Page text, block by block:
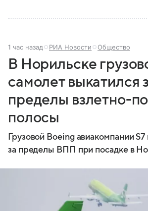
1 час назад РИА Новости Общество
В Норильске
самолет выкатился
пределы взлетно-
полосы
Грузовой Boeing авиакомпании S7
за пределы ВПП при посадке в